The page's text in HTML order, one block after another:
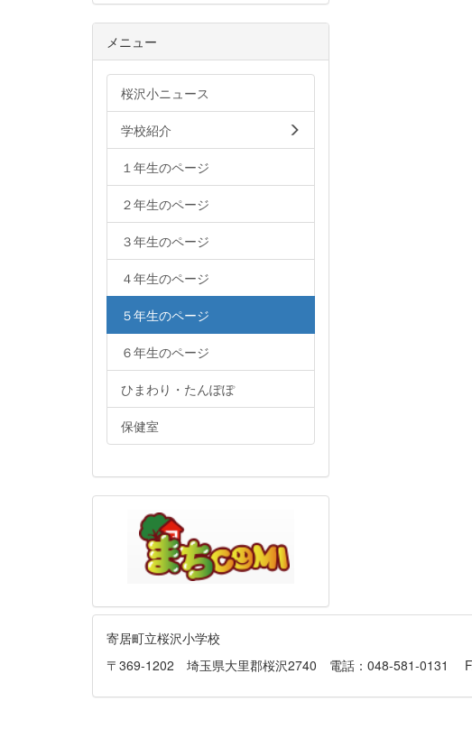
メニュー
桜沢小ニュース
学校紹介
１年生のページ
２年生のページ
３年生のページ
４年生のページ
５年生のページ
６年生のページ
ひまわり・たんぽぽ
保健室
寄居町立桜沢小学校
〒369-1202 埼玉県大里郡桜沢2740 電話：048-581-0131